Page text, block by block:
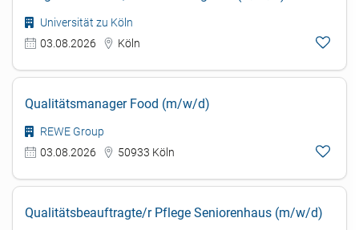
Universität zu Köln
03.08.2026
Köln
Qualitätsmanager Food (m/w/d)
REWE Group
03.08.2026
50933 Köln
Qualitätsbeauftragte/r Pflege Seniorenhaus (m/w/d)